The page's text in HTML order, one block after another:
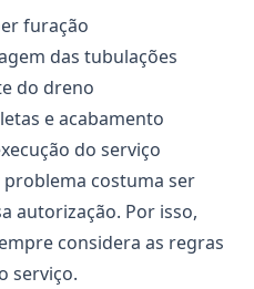
furação
das tubulações
do dreno
e acabamento
do serviço
costuma ser
autorização. Por isso,
considera as regras
serviço.